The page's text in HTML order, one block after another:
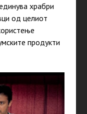
храбри
од целиот
продукти